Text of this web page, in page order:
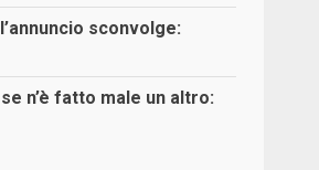
sconvolge:
n’è fatto male un altro: